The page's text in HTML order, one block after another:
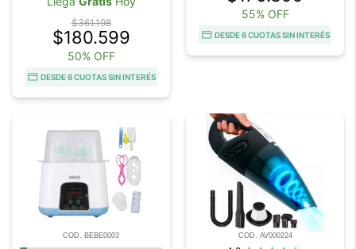
$361.198
$180.599
50% OFF
DESDE 6 CUOTAS SIN INTERÉS
55% OFF
DESDE 6 CUOTAS SIN INTERÉS
COD. BEBE0003 COD. AV000224